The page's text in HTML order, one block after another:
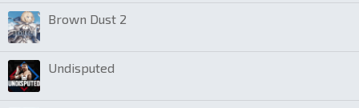
Brown Dust 2
Undisputed